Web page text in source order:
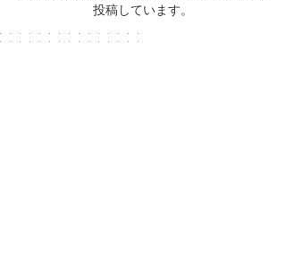
投稿しています。